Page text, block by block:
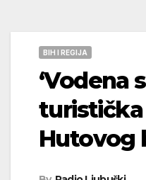
BIH I REGIJA
‘Vodena
Hutovog